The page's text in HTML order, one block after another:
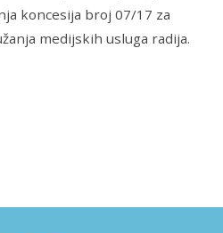
koncesija broj 07/17 za
medijskih usluga radija.